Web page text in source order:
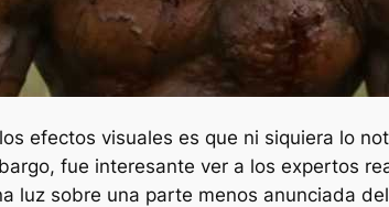
efectos visuales es que ni siquiera lo
fue interesante ver a los expertos
luz sobre una parte menos anunciada